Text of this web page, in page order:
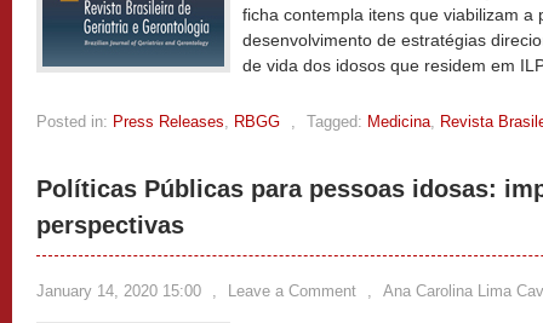
ficha contempla itens que viabilizam a
desenvolvimento de estratégias
de vida dos idosos que residem em
Posted in: Press Releases, RBGG , Tagged: Medicina, Revista
Políticas Públicas para pessoas idosas:
perspectivas
January 14, 2020 15:00 , Leave a Comment , Ana Carolina Lima